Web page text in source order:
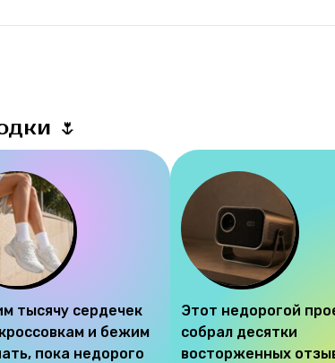
🌷
тысячу сердечек
и бежим
пока недорого
Этот недорогой
собрал десятки
восторженных